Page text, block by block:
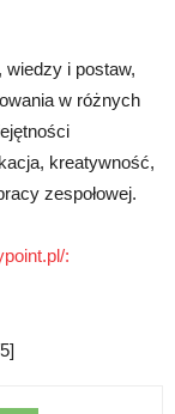
wiedzy i postaw,
w różnych
kreatywność,
zespołowej.
: